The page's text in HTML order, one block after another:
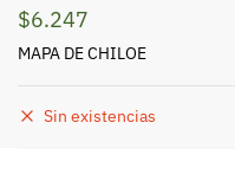
$6.247
MAPA DE CHILOE
Sin existencias